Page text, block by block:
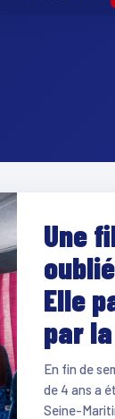
Une
Elle
par
En fin de
de 4 ans a
Seine-